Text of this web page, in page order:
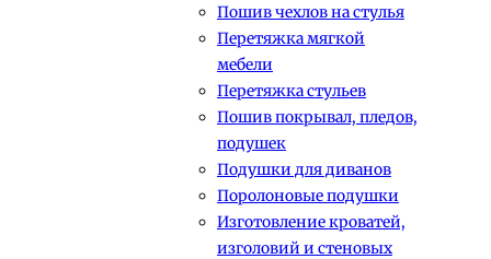
Пошив чехлов на стулья
Перетяжка мягкой
мебели
Перетяжка стульев
Пошив покрывал, пледов,
подушек
Подушки для диванов
Поролоновые подушки
Изготовление кроватей,
изголовий и стеновых